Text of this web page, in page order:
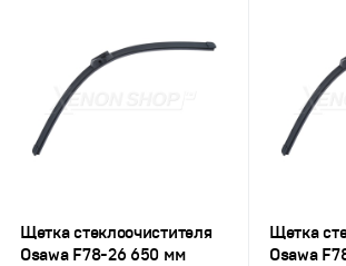
Щетка стеклоочистителя
Osawa F78-26 650 мм
Щетка
Osawa